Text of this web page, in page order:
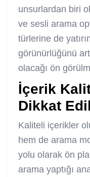
unsurlardan biri
ve sesli arama
türlerine de
görünürlüğünü
olacağı ön
İçerik
Dikkat
Kaliteli içerikler
hem de arama
yolu olarak ön
arama yaptığı